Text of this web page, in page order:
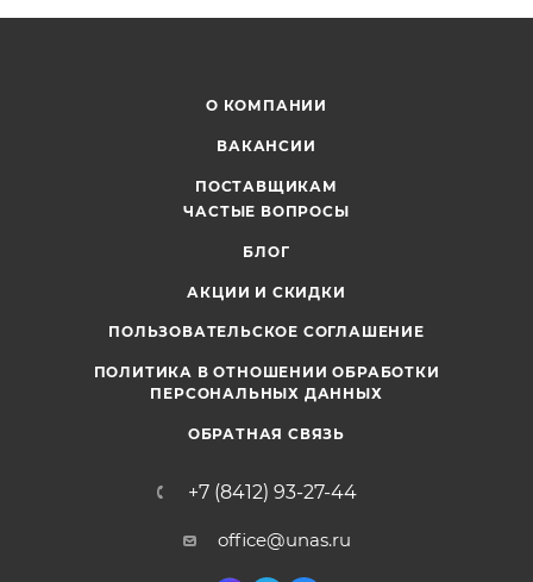
О КОМПАНИИ
ВАКАНСИИ
ПОСТАВЩИКАМ
ЧАСТЫЕ ВОПРОСЫ
БЛОГ
АКЦИИ И СКИДКИ
ПОЛЬЗОВАТЕЛЬСКОЕ СОГЛАШЕНИЕ
ПОЛИТИКА В ОТНОШЕНИИ ОБРАБОТКИ
ПЕРСОНАЛЬНЫХ ДАННЫХ
ОБРАТНАЯ СВЯЗЬ
+7 (8412) 93-27-44
office@unas.ru